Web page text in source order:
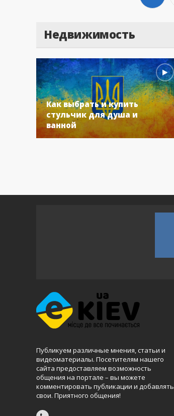
Недвижимость
Как выбрать и купить
стульчик для душа и
ванной
Публикуем различные мнения, статьи и
видеоматериалы. Посетителям нашего
сайта предоставляем возможность
общения на портале – вы можете
комментировать публикации и добавлять
свои. Приятного общения!